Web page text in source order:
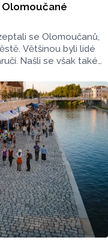
Olomoučané
se Olomoučanů,
Většinou byli lidé
Našli se však také